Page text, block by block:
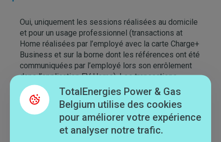
Oui, uniquement les sessions réalisées au domicile
et pour un usage professionnel (transactions at
Home réalisées par l’employé avec la carte Charge+
Business et sur la borne dont les références ont été
communiquées par l’employé lors son enrôlement
dans l’applicationEVHome). Les transactions
réalisées en dehors du domicile ne sont pas
reprises dans l’applicationEV Home.
Cet article m'a aidé
TotalEnergies Power & Gas
Belgium utilise des cookies
pour améliorer votre expérience
et analyser notre trafic.